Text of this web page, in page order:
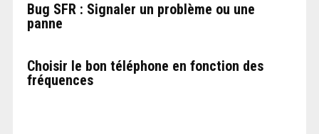
Bug SFR : Signaler un problème ou une
panne
Choisir le bon téléphone en fonction des
fréquences